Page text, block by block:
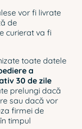
vor fi livrate
de
curierat va fi
toate datele
a
30 de zile
prelungi dacă
sau dacă vor
firmei de
timpul